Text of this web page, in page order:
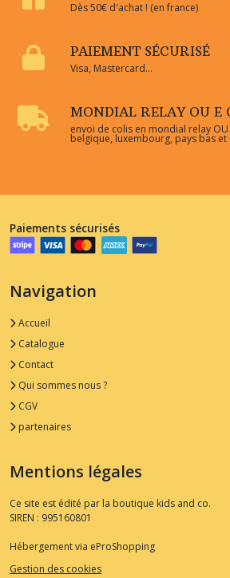
Dès 50€ d'achat ! (en france)
PAIEMENT SÉCURISÉ
Visa, Mastercard...
MONDIAL RELAY OU E
envoi de colis en mondial relay
belgique, luxembourg, pays bas
Paiements sécurisés
Navigation
Accueil
Catalogue
Contact
Qui sommes nous ?
CGV
partenaires
Mentions légales
Ce site est édité par la boutique kids and co.
SIREN : 995160801
Hébergement via eProShopping
Gestion des cookies